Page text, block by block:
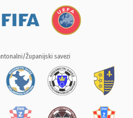
Županijski savezi